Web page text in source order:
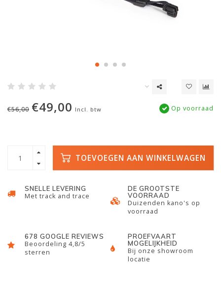
€56,00 €49,00 Incl. btw Op voorraad
TOEVOEGEN AAN WINKELWAGEN
SNELLE LEVERING
Met track and trace
DE GROOTSTE
VOORRAAD
Duizenden kano's op
voorraad
678 GOOGLE REVIEWS
Beoordeling 4,8/5
sterren
PROEFVAART
MOGELIJKHEID
Bij onze showroom
locatie